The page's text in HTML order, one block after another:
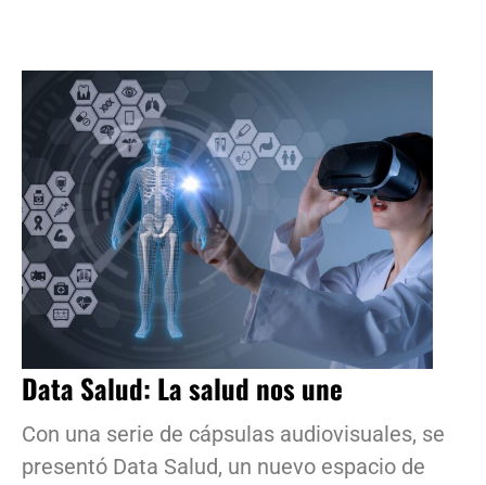
Data Salud: La salud nos une
Con una serie de cápsulas audiovisuales, se
presentó Data Salud, un nuevo espacio de